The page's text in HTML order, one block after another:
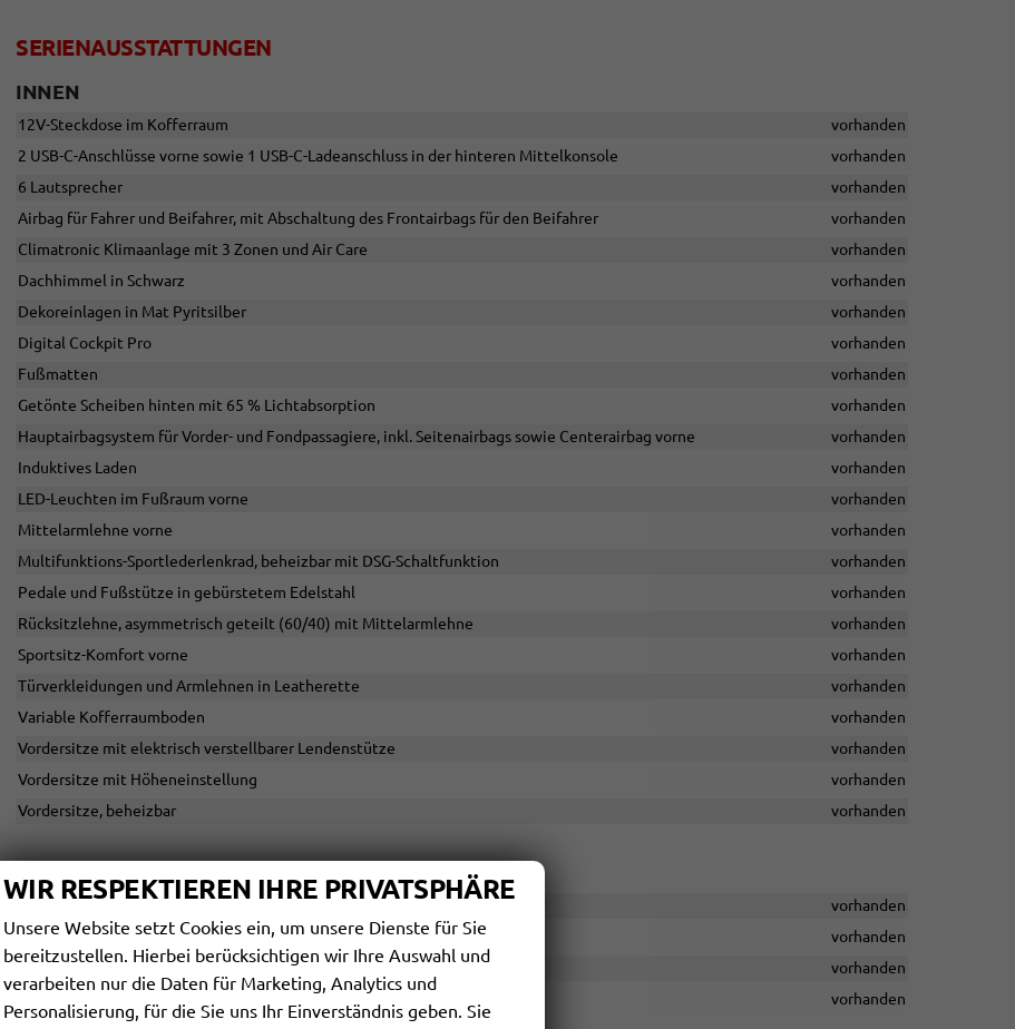
SERIENAUSSTATTUNGEN
INNEN
12V-Steckdose im Kofferraum
vorhanden
2 USB-C-Anschlüsse vorne sowie 1 USB-C-Ladeanschluss in der hinteren Mittelkonsole
vorhanden
6 Lautsprecher
vorhanden
Airbag für Fahrer und Beifahrer, mit Abschaltung des Frontairbags für den Beifahrer
vorhanden
Climatronic Klimaanlage mit 3 Zonen und Air Care
vorhanden
Dachhimmel in Schwarz
vorhanden
Dekoreinlagen in Mat Pyritsilber
vorhanden
Digital Cockpit Pro
vorhanden
Fußmatten
vorhanden
Getönte Scheiben hinten mit 65 % Lichtabsorption
vorhanden
Hauptairbagsystem für Vorder- und Fondpassagiere, inkl. Seitenairbags sowie Centerairbag vorne
vorhanden
Induktives Laden
vorhanden
LED-Leuchten im Fußraum vorne
vorhanden
Mittelarmlehne vorne
vorhanden
Multifunktions-Sportlederlenkrad, beheizbar mit DSG-Schaltfunktion
vorhanden
Pedale und Fußstütze in gebürstetem Edelstahl
vorhanden
Rücksitzlehne, asymmetrisch geteilt (60/40) mit Mittelarmlehne
vorhanden
Sportsitz-Komfort vorne
vorhanden
Türverkleidungen und Armlehnen in Leatherette
vorhanden
Variable Kofferraumboden
vorhanden
Vordersitze mit elektrisch verstellbarer Lendenstütze
vorhanden
Vordersitze mit Höheneinstellung
vorhanden
Vordersitze, beheizbar
vorhanden
vorhanden
DAB+
vorhanden
Erweiterte Müdigkeitserkennung
vorhanden
vorhanden
WIR RESPEKTIEREN IHRE PRIVATSPHÄRE
Unsere Website setzt Cookies ein, um unsere Dienste für Sie
bereitzustellen. Hierbei berücksichtigen wir Ihre Auswahl und
verarbeiten nur die Daten für Marketing, Analytics und
Personalisierung, für die Sie uns Ihr Einverständnis geben. Sie